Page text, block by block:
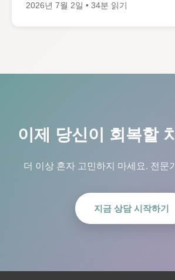
2026년 7월 2일 • 34분 읽기
이제 당신이 회복할
더 이상 혼자 고민하지 마세요. 전문
지금 상담 시작하기